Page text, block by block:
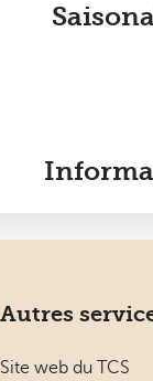
Autres
Site web du TCS